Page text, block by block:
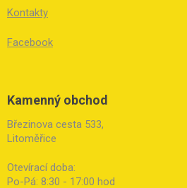
Kontakty
Facebook
Kamenný obchod
Březinova cesta 533,
Litoměřice
Otevírací doba:
Po-Pá: 8:30 - 17:00 hod